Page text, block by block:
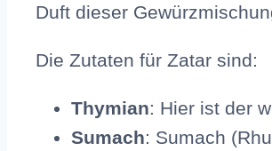
Duft dieser
Die Zutaten für Zatar sind:
Thymian: Hier ist der
Sumach: Sumach